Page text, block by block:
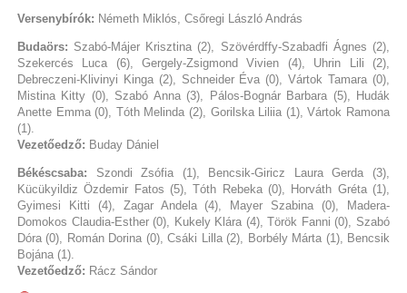
Versenybírók: Németh Miklós, Csőregi László András
Budaörs: Szabó-Májer Krisztina (2), Szövérdffy-Szabadfi Ágnes (2),
Szekercés Luca (6), Gergely-Zsigmond Vivien (4), Uhrin Lili (2),
Debreczeni-Klivinyi Kinga (2), Schneider Éva (0), Vártok Tamara (0),
Mistina Kitty (0), Szabó Anna (3), Pálos-Bognár Barbara (5), Hudák
Anette Emma (0), Tóth Melinda (2), Gorilska Liliia (1), Vártok Ramona
(1).
Vezetőedző: Buday Dániel
Békéscsaba: Szondi Zsófia (1), Bencsik-Giricz Laura Gerda (3),
Kücükyildiz Özdemir Fatos (5), Tóth Rebeka (0), Horváth Gréta (1),
Gyimesi Kitti (4), Zagar Andela (4), Mayer Szabina (0), Madera-
Domokos Claudia-Esther (0), Kukely Klára (4), Török Fanni (0), Szabó
Dóra (0), Román Dorina (0), Csáki Lilla (2), Borbély Márta (1), Bencsik
Bojána (1).
Vezetőedző: Rácz Sándor